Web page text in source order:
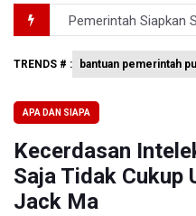
Pramono
Garuda Pertiwi dan
Ramai di Media
TRENDS # : bantuan pemerintah
APA DAN SIAPA
Kecerdasan
Saja Tidak Cukup
Jack Ma